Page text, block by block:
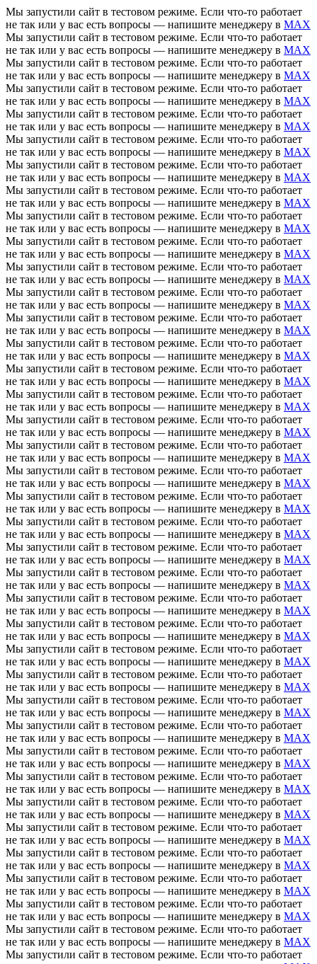
Мы запустили сайт в тестовом режиме. Если что-то работает
не так или у вас есть вопросы — напишите менеджеру в MAX
Мы запустили сайт в тестовом режиме. Если что-то работает
не так или у вас есть вопросы — напишите менеджеру в MAX
Мы запустили сайт в тестовом режиме. Если что-то работает
не так или у вас есть вопросы — напишите менеджеру в MAX
Мы запустили сайт в тестовом режиме. Если что-то работает
не так или у вас есть вопросы — напишите менеджеру в MAX
Мы запустили сайт в тестовом режиме. Если что-то работает
не так или у вас есть вопросы — напишите менеджеру в MAX
Мы запустили сайт в тестовом режиме. Если что-то работает
не так или у вас есть вопросы — напишите менеджеру в MAX
Мы запустили сайт в тестовом режиме. Если что-то работает
не так или у вас есть вопросы — напишите менеджеру в MAX
Мы запустили сайт в тестовом режиме. Если что-то работает
не так или у вас есть вопросы — напишите менеджеру в MAX
Мы запустили сайт в тестовом режиме. Если что-то работает
не так или у вас есть вопросы — напишите менеджеру в MAX
Мы запустили сайт в тестовом режиме. Если что-то работает
не так или у вас есть вопросы — напишите менеджеру в MAX
Мы запустили сайт в тестовом режиме. Если что-то работает
не так или у вас есть вопросы — напишите менеджеру в MAX
Мы запустили сайт в тестовом режиме. Если что-то работает
не так или у вас есть вопросы — напишите менеджеру в MAX
Мы запустили сайт в тестовом режиме. Если что-то работает
не так или у вас есть вопросы — напишите менеджеру в MAX
Мы запустили сайт в тестовом режиме. Если что-то работает
не так или у вас есть вопросы — напишите менеджеру в MAX
Мы запустили сайт в тестовом режиме. Если что-то работает
не так или у вас есть вопросы — напишите менеджеру в MAX
Мы запустили сайт в тестовом режиме. Если что-то работает
не так или у вас есть вопросы — напишите менеджеру в MAX
Мы запустили сайт в тестовом режиме. Если что-то работает
не так или у вас есть вопросы — напишите менеджеру в MAX
Мы запустили сайт в тестовом режиме. Если что-то работает
не так или у вас есть вопросы — напишите менеджеру в MAX
Мы запустили сайт в тестовом режиме. Если что-то работает
не так или у вас есть вопросы — напишите менеджеру в MAX
Мы запустили сайт в тестовом режиме. Если что-то работает
не так или у вас есть вопросы — напишите менеджеру в MAX
Мы запустили сайт в тестовом режиме. Если что-то работает
не так или у вас есть вопросы — напишите менеджеру в MAX
Мы запустили сайт в тестовом режиме. Если что-то работает
не так или у вас есть вопросы — напишите менеджеру в MAX
Мы запустили сайт в тестовом режиме. Если что-то работает
не так или у вас есть вопросы — напишите менеджеру в MAX
Мы запустили сайт в тестовом режиме. Если что-то работает
не так или у вас есть вопросы — напишите менеджеру в MAX
Мы запустили сайт в тестовом режиме. Если что-то работает
не так или у вас есть вопросы — напишите менеджеру в MAX
Мы запустили сайт в тестовом режиме. Если что-то работает
не так или у вас есть вопросы — напишите менеджеру в MAX
Мы запустили сайт в тестовом режиме. Если что-то работает
не так или у вас есть вопросы — напишите менеджеру в MAX
Мы запустили сайт в тестовом режиме. Если что-то работает
не так или у вас есть вопросы — напишите менеджеру в MAX
Мы запустили сайт в тестовом режиме. Если что-то работает
не так или у вас есть вопросы — напишите менеджеру в MAX
Мы запустили сайт в тестовом режиме. Если что-то работает
не так или у вас есть вопросы — напишите менеджеру в MAX
Мы запустили сайт в тестовом режиме. Если что-то работает
не так или у вас есть вопросы — напишите менеджеру в MAX
Мы запустили сайт в тестовом режиме. Если что-то работает
не так или у вас есть вопросы — напишите менеджеру в MAX
Мы запустили сайт в тестовом режиме. Если что-то работает
не так или у вас есть вопросы — напишите менеджеру в MAX
Мы запустили сайт в тестовом режиме. Если что-то работает
не так или у вас есть вопросы — напишите менеджеру в MAX
Мы запустили сайт в тестовом режиме. Если что-то работает
не так или у вас есть вопросы — напишите менеджеру в MAX
Мы запустили сайт в тестовом режиме. Если что-то работает
не так или у вас есть вопросы — напишите менеджеру в MAX
Мы запустили сайт в тестовом режиме. Если что-то работает
не так или у вас есть вопросы — напишите менеджеру в MAX
Мы запустили сайт в тестовом режиме. Если что-то работает